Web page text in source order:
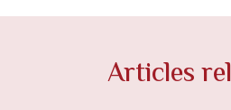
Articles